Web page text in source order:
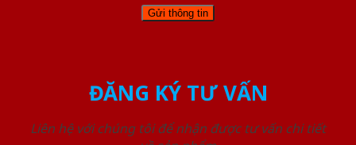
ĐĂNG KÝ TƯ VẤN
Liên hệ với chúng tôi để nhận được tư vấn chi tiết